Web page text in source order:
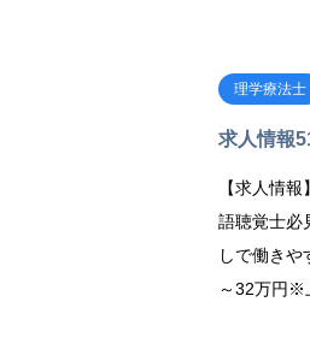
理学療法士
求人情報
【求人情
語聴覚士必
しで働き
～32万円※